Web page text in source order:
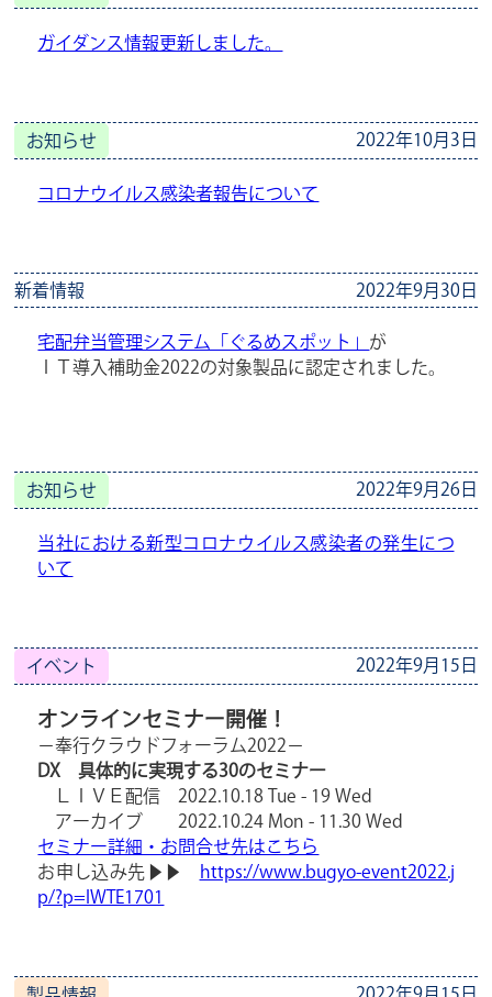
ガイダンス情報更新しました。
お知らせ 2022年10月3日
コロナウイルス感染者報告について
新着情報 2022年9月30日
宅配弁当管理システム「ぐるめスポット」 が
ＩＴ導入補助金2022の対象製品に認定されました。
お知らせ 2022年9月26日
当社における新型コロナウイルス感染者の発生につ
いて
イベント 2022年9月15日
オンラインセミナー開催！
－奉行クラウドフォーラム2022－
DX 具体的に実現する30のセミナー
ＬＩＶＥ配信 2022.10.18 Tue - 19 Wed
アーカイブ 2022.10.24 Mon - 11.30 Wed
セミナー詳細・お問合せ先はこちら
お申し込み先▶▶
https://www.bugyo-event2022.j
p/?p=IWTE1701